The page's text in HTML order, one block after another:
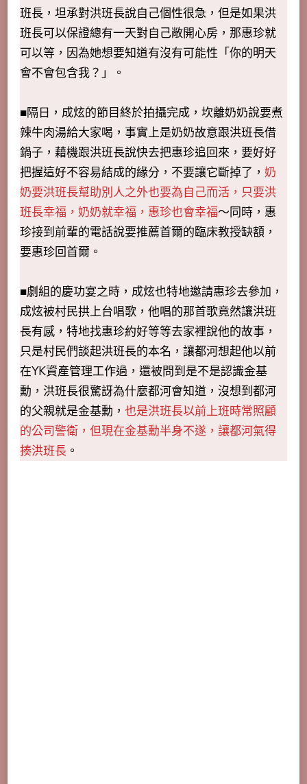
班長，坦承對洪班長說自己個性很急，但是如果洪
班長可以保證總有一天對自己敞開心房，那惠珍就
可以等，因為她想要知道有沒有可能性「你的明天
會不會包含我？」。
■隔日，成炫的節目終於拍攝完成，坎離奶奶說要煮
辣牛肉湯給大家喝，事實上是奶奶故意跟洪班長借
鍋子，藉機跟洪班長說快去把惠珍追回來，要好好
把握這好不容易結成的緣分，不要讓它斷掉了， 奶
奶要洪班長幫助別人之外也要為自己而活，只要洪
班長幸福，奶奶就幸福，惠珍也會幸福～同時，惠
珍接到前輩的電話說要推薦首爾的臨床教授缺額，
要惠珍回首爾。
■劇組的慶功宴之時，成炫也特地邀請惠珍去參加，
成炫被村民拱上台唱歌，他唱的那首歌竟然讓洪班
長有感，特地找惠珍約好等等去家裡說他的故事，
只是村民們談起洪班長的本名，讓都河想起他以前
在YK資產管理工作過，還被問到是不是認識金基
勳，洪班長很驚訝為什麼都河會知道，沒想到都河
的父親就是金基勳， 也是洪班長以前上班時常照顧
的公司警衛，但現在金基勳半身不遂，讓都河氣得
揍洪班長 。